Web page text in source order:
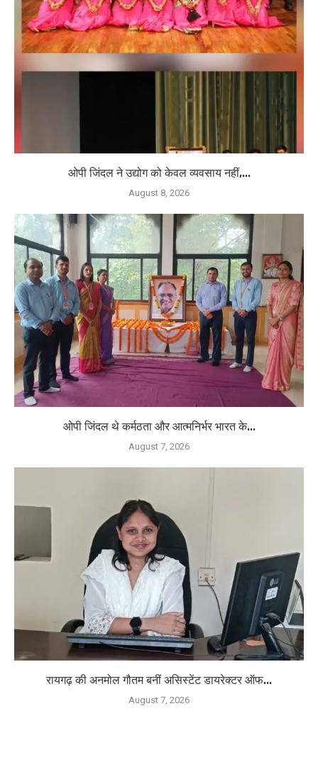
ओपी जिंदल ने उद्योग को केवल व्यवसाय नहीं,...
August 8, 2026
ओपी जिंदल थे कर्मठता और आत्मनिर्भर भारत के...
August 7, 2026
रायगढ़ की अनमोल गौतम बनीं असिस्टेंट डायरेक्टर ऑफ...
August 7, 2026